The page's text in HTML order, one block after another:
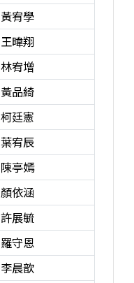
黃宥學
王暐翔
林宥增
黃品綺
柯廷憲
葉宥辰
陳亭嫣
顏依涵
許展毓
羅守恩
李晨歆